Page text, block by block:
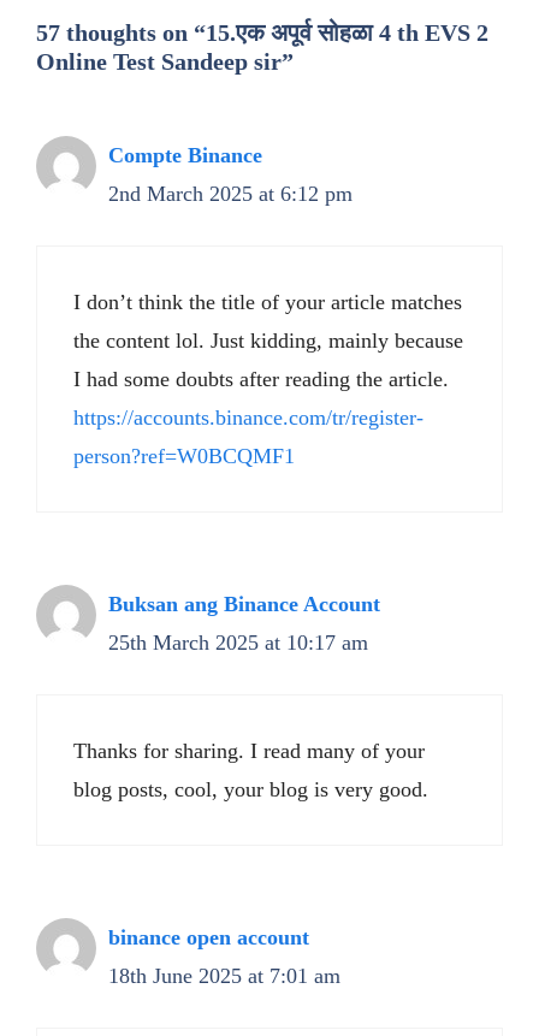
57 thoughts on “15.एक अपूर्व सोहळा 4 th EVS 2
Online Test Sandeep sir”
Compte Binance
2nd March 2025 at 6:12 pm
I don’t think the title of your article matches
the content lol. Just kidding, mainly because
I had some doubts after reading the article.
https://accounts.binance.com/tr/register-
person?ref=W0BCQMF1
Buksan ang Binance Account
25th March 2025 at 10:17 am
Thanks for sharing. I read many of your
blog posts, cool, your blog is very good.
binance open account
18th June 2025 at 7:01 am